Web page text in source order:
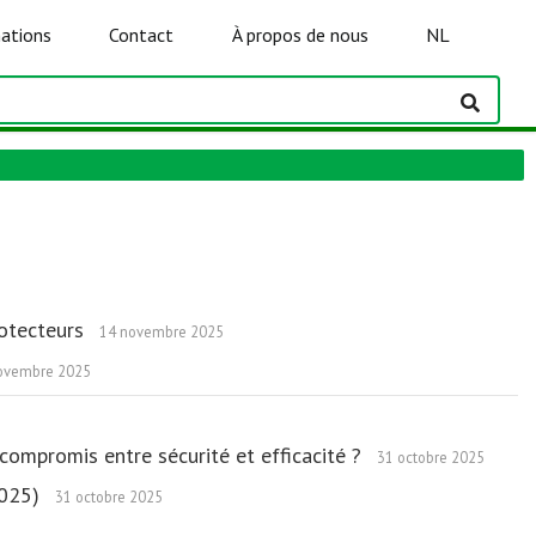
Contact À propos de nous NL
14 novembre 2025
2025
entre sécurité et efficacité ? 31 octobre 2025
31 octobre 2025